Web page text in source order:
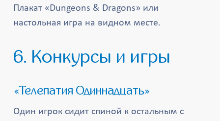
Плакат «Dungeons & Dragons» или
настольная игра на видном месте.
6. Конкурсы и игры
«Телепатия Одиннадцать»
Один игрок сидит спиной к остальным с